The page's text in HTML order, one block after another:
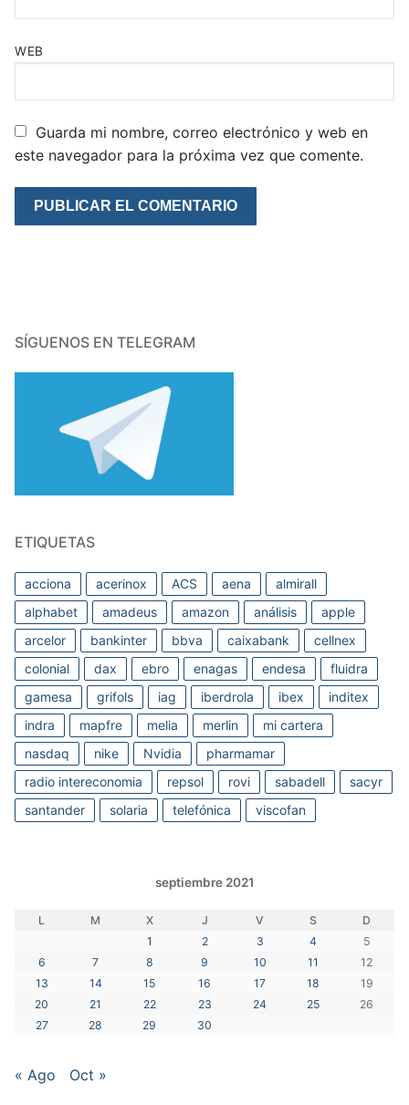
WEB
Guarda mi nombre, correo electrónico y web en
este navegador para la próxima vez que comente.
SÍGUENOS EN TELEGRAM
ETIQUETAS
acciona acerinox ACS aena
almirall
alphabet
amadeus amazon análisis
apple
arcelor
bankinter bbva caixabank
cellnex
colonial
dax ebro enagas endesa
fluidra
gamesa
grifols iag iberdrola ibex
inditex
indra
mapfre melia merlin
mi cartera
nasdaq
nike Nvidia
pharmamar
radio intereconomia
repsol rovi sabadell
sacyr
santander
solaria telefónica viscofan
septiembre 2021
L M X J V S
D
1
2 3 4
5
6
7 8 9 10 11
12
13
14 15 16 17 18
19
20
21 22 23 24 25
26
27
28 29 30
« Ago Oct »